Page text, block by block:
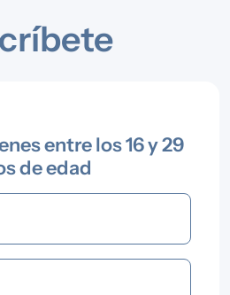
entre los 16 y 29
de edad